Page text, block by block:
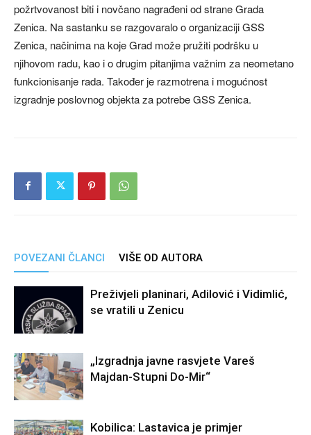
požrtvovanost biti i novčano nagrađeni od strane Grada
Zenica. Na sastanku se razgovaralo o organizaciji GSS
Zenica, načinima na koje Grad može pružiti podršku u
njihovom radu, kao i o drugim pitanjima važnim za neometano
funkcionisanje rada. Također je razmotrena i mogućnost
izgradnje poslovnog objekta za potrebe GSS Zenica.
POVEZANI ČLANCI VIŠE OD AUTORA
Preživjeli planinari, Adilović i Vidimlić,
se vratili u Zenicu
„Izgradnja javne rasvjete Vareš
Majdan-Stupni Do-Mir“
Kobilica: Lastavica je primjer